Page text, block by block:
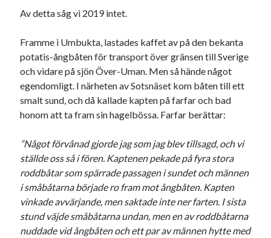
Av detta såg vi 2019 intet.
Framme i Umbukta, lastades kaffet av på den bekanta
potatis-ångbåten för transport över gränsen till Sverige
och vidare på sjön Över-Uman. Men så hände något
egendomligt. I närheten av Sotsnäset kom båten till ett
smalt sund, och då kallade kapten på farfar och bad
honom att ta fram sin hagelbössa. Farfar berättar:
”Något förvånad gjorde jag som jag blev tillsagd, och vi
ställde oss så i fören. Kaptenen pekade på fyra stora
roddbåtar som spärrade passagen i sundet och männen
i småbåtarna började ro fram mot ångbåten. Kapten
vinkade avvärjande, men saktade inte ner farten. I sista
stund väjde småbåtarna undan, men en av roddbåtarna
nuddade vid ångbåten och ett par av männen hytte med